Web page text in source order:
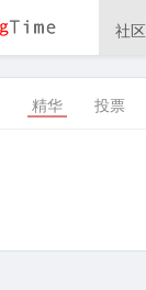
社区
精华 投票